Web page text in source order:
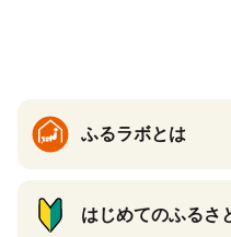
ふるラボとは
はじめてのふるさ